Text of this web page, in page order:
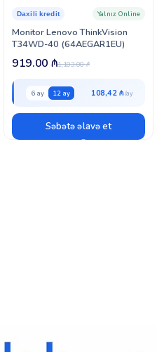
Monitor Lenovo ThinkVision
T34WD-40 (64AEGAR1EU)
Daxili kredit Yalnız Online
1,103.00₼
919.00 ₼
6 ay 12 ay 108,42 ₼
Səbətə əlavə et